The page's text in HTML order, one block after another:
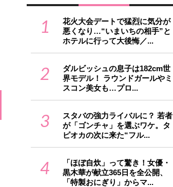
1
花火大会デートで猛烈に気分が
悪くなり…“いまいちの相手”と
ホテルに行って大後悔／...
2
ダルビッシュの息子は182cm世
界モデル！ ラウンドガールやミ
スコン美女も…プロ...
3
スタバの強力ライバルに？ 若者
が「ゴンチャ」を選ぶワケ。タ
ピオカの次に来た“フル...
4
「ほぼ自炊」って驚き！女優・
黒木華が献立365日を全公開、
「特製おにぎり」からマ...